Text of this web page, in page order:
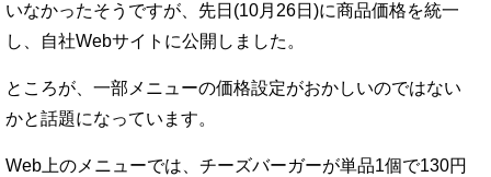
いなかったそうですが、先日(10月26日)に商品価格を統一
し、自社Webサイトに公開しました。
ところが、一部メニューの価格設定がおかしいのではない
かと話題になっています。
Web上のメニューでは、チーズバーガーが単品1個で130円